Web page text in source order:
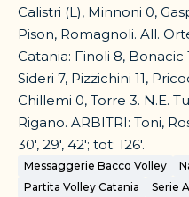
Calistri (L), Minnoni 0,
Pison, Romagnoli. All.
Catania: Finoli 8, Bonacic
Sideri 7, Pizzichini 11,
Chillemi 0, Torre 3. N.E.
Rigano. ARBITRI: Toni,
30′, 29′, 42′; tot: 126′.
Messaggerie Bacco Volley
Partita Volley Catania
Serie